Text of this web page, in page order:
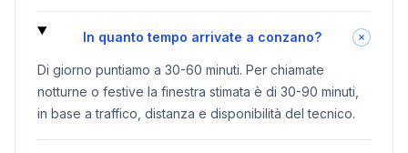
In quanto tempo arrivate a conzano?
Di giorno puntiamo a 30-60 minuti. Per chiamate
notturne o festive la finestra stimata è di 30-90 minuti,
in base a traffico, distanza e disponibilità del tecnico.